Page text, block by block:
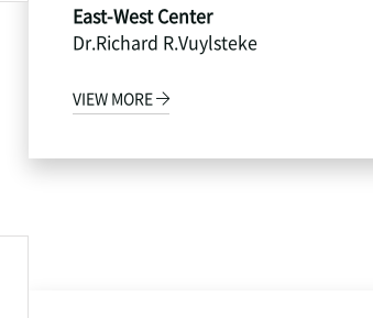
East-West Center
Dr.Richard R.Vuylsteke
VIEW MORE